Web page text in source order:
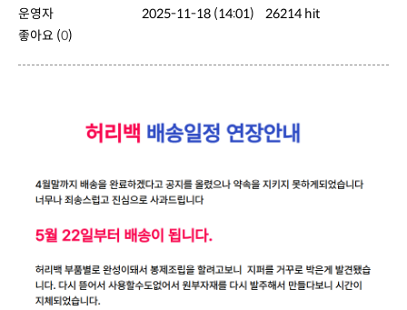
운영자 2025-11-18 (14:01)
26214 hit
좋아요 (0)